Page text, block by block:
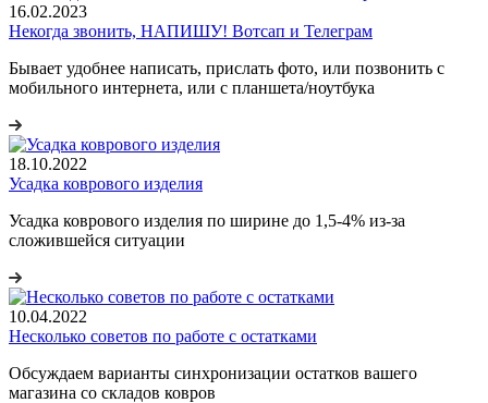
16.02.2023
Некогда звонить, НАПИШУ! Вотсап и Телеграм
Бывает удобнее написать, прислать фото, или позвонить с
мобильного интернета, или с планшета/ноутбука
18.10.2022
Усадка коврового изделия
Усадка коврового изделия по ширине до 1,5-4% из-за
сложившейся ситуации
10.04.2022
Несколько советов по работе с остатками
Обсуждаем варианты синхронизации остатков вашего
магазина со складов ковров